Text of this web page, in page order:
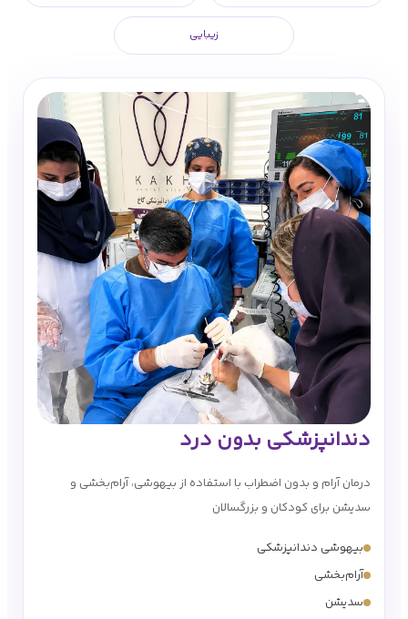
زیبایی
دندانپزشکی بدون درد
درمان آرام و بدون اضطراب با استفاده از بیهوشی، آرام‌بخشی و
سدیشن برای کودکان و بزرگسالان
بیهوشی دندانپزشکی
آرام‌بخشی
سدیشن